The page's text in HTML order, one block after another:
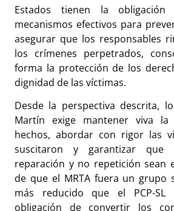
Estados tienen la obligación
mecanismos efectivos para
asegurar que los responsables
los crímenes perpetrados,
forma la protección de los
dignidad de las víctimas.
Desde la perspectiva descrita,
Martín exige mantener viva
hechos, abordar con rigor las
suscitaron y garantizar que
reparación y no repetición sean
de que el MRTA fuera un grupo
más reducido que el PCP-
obligación de convertir los